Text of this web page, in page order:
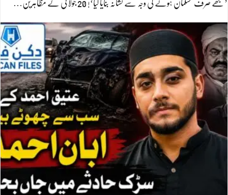
’مجھے صرف مسلمان ہونے کی وجہ سے نشانہ بنایا گیا‘! 20 جولائی کے مظاہرین…